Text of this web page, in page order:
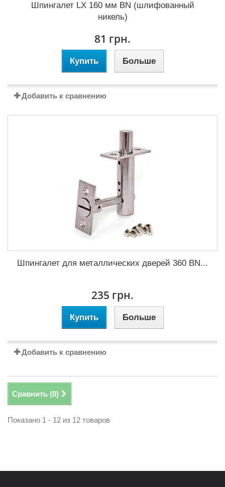
Шпингалет LX 160 мм BN (шлифованный
никель)
81 грн.
Купить Больше
Добавить к сравнению
Шпингалет для металлических дверей 360 BN...
235 грн.
Купить Больше
Добавить к сравнению
Сравнить (0)
Показано 1 - 12 из 12 товаров